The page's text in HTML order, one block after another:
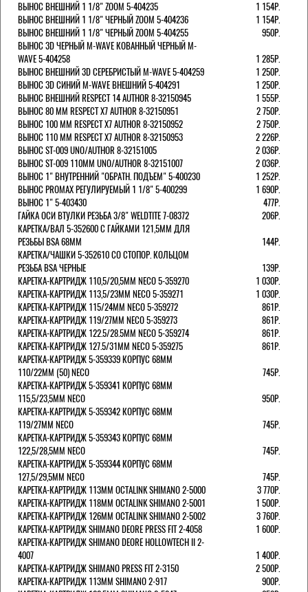
ВЫНОС ВНЕШНИЙ 1 1/8" ZOOM 5-404235
1 154Р.
ВЫНОС ВНЕШНИЙ 1 1/8" ЧЕРНЫЙ ZOOM 5-404236
1 154Р.
ВЫНОС ВНЕШНИЙ 1 1/8" ЧЕРНЫЙ ZOOM 5-404255
950Р.
ВЫНОС 3D ЧЕРНЫЙ M-WAVE КОВАННЫЙ ЧЕРНЫЙ M-
WAVE 5-404258
1 285Р.
ВЫНОС ВНЕШНИЙ 3D СЕРЕБРИСТЫЙ M-WAVE 5-404259
1 250Р.
ВЫНОС 3D СИНИЙ M-WAVE ВНЕШНИЙ 5-404291
1 250Р.
ВЫНОС ВНЕШНИЙ RESPECT 14 AUTHOR 8-32150945
1 555Р.
ВЫНОС 80 ММ RESPECT Х7 AUTHOR 8-32150951
2 750Р.
ВЫНОС 100 ММ RESPECT Х7 AUTHOR 8-32150952
2 750Р.
ВЫНОС 110 ММ RESPECT Х7 AUTHOR 8-32150953
2 226Р.
ВЫНОС ST-009 UNO/AUTHOR 8-32151005
2 036Р.
ВЫНОС ST-009 110ММ UNO/AUTHOR 8-32151007
2 036Р.
ВЫНОС 1" ВНУТРЕННИЙ "ОБРАТН. ПОДЪЕМ" 5-400230
1 252Р.
ВЫНОС PROMAX РЕГУЛИРУЕМЫЙ 1 1/8" 5-400299
1 690Р.
ВЫНОС 1" 5-403430
477Р.
ГАЙКА ОСИ ВТУЛКИ РЕЗЬБА 3/8" WELDTITE 7-08372
206Р.
КАРЕТКА/ВАЛ 5-352600 С ГАЙКАМИ 121,5ММ ДЛЯ
РЕЗЬБЫ BSA 68ММ
144Р.
КАРЕТКА/ЧАШКИ 5-352610 СО СТОПОР. КОЛЬЦОМ
РЕЗЬБА BSA ЧЕРНЫЕ
139Р.
КАРЕТКА-КАРТРИДЖ 110,5/20,5ММ NECO 5-359270
1 030Р.
КАРЕТКА-КАРТРИДЖ 113,5/23ММ NECO 5-359271
1 030Р.
КАРЕТКА-КАРТРИДЖ 115/24ММ NECO 5-359272
861Р.
КАРЕТКА-КАРТРИДЖ 119/27ММ NECO 5-359273
861Р.
КАРЕТКА-КАРТРИДЖ 122.5/28.5ММ NECO 5-359274
861Р.
КАРЕТКА-КАРТРИДЖ 127.5/31ММ NECO 5-359275
861Р.
КАРЕТКА-КАРТРИДЖ 5-359339 КОРПУС 68ММ
110/22ММ (50) NECO
745Р.
КАРЕТКА-КАРТРИДЖ 5-359341 КОРПУС 68ММ
115,5/23,5ММ NECO
950Р.
КАРЕТКА-КАРТРИДЖ 5-359342 КОРПУС 68ММ
119/27ММ NECO
745Р.
КАРЕТКА-КАРТРИДЖ 5-359343 КОРПУС 68ММ
122,5/28,5ММ NECO
745Р.
КАРЕТКА-КАРТРИДЖ 5-359344 КОРПУС 68ММ
127,5/29,5ММ NECO
745Р.
КАРЕТКА-КАРТРИДЖ 113ММ OCTALINK SHIMANO 2-5000
3 770Р.
КАРЕТКА-КАРТРИДЖ 118ММ OCTALINK SHIMANO 2-5001
1 500Р.
КАРЕТКА-КАРТРИДЖ 126ММ OCTALINK SHIMANO 2-5002
3 760Р.
КАРЕТКА-КАРТРИДЖ SHIMANO DEORE PRESS FIT 2-4058
1 600Р.
КАРЕТКА-КАРТРИДЖ SHIMANO DEORE HOLLOWTECH II 2-
4007
1 400Р.
КАРЕТКА-КАРТРИДЖ SHIMANO PRESS FIT 2-3150
2 500Р.
КАРЕТКА-КАРТРИДЖ 113ММ SHIMANO 2-917
900Р.